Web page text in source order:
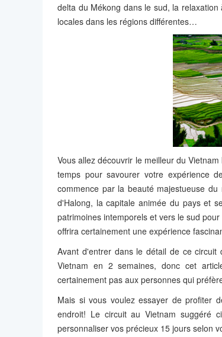
delta du Mékong dans le sud, la
locales dans les régions différentes…
Vous allez découvrir le meilleur du
temps pour savourer votre expérience
commence par la beauté majestueuse
d'Halong, la capitale animée du pays et
patrimoines intemporels et vers le sud
offrira certainement une expérience
Avant d'entrer dans le détail de ce
Vietnam en 2 semaines, donc cet
certainement pas aux personnes qui
Mais si vous voulez essayer de profiter
endroit! Le circuit au Vietnam suggéré
personnaliser vos précieux 15 jours selon